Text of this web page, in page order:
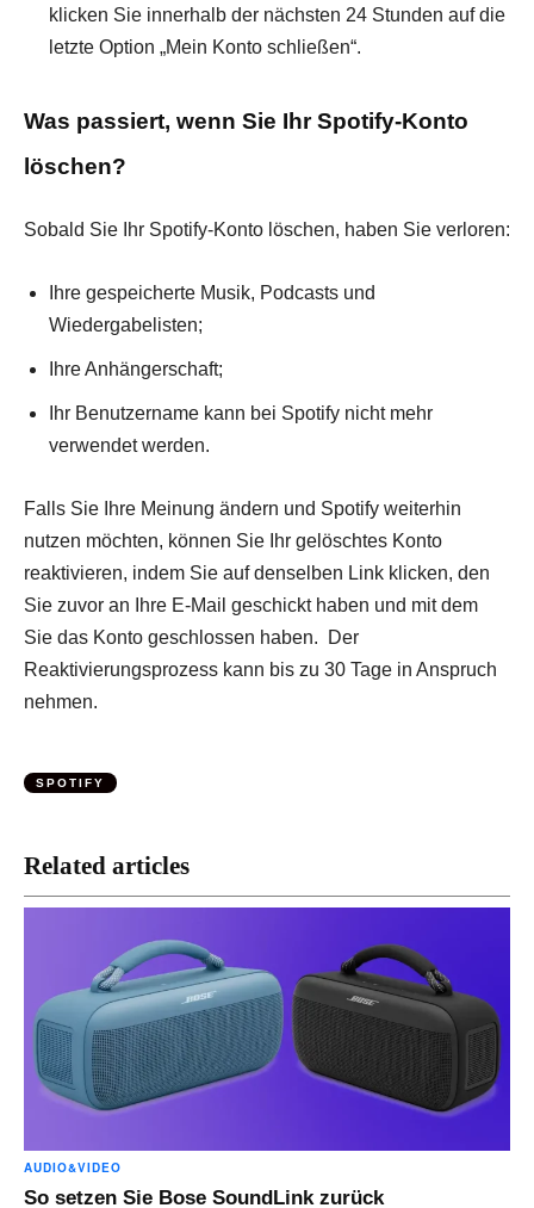
klicken Sie innerhalb der nächsten 24 Stunden auf die
letzte Option „Mein Konto schließen“.
Was passiert, wenn Sie Ihr Spotify-Konto
löschen?
Sobald Sie Ihr Spotify-Konto löschen, haben Sie verloren:
Ihre gespeicherte Musik, Podcasts und
Wiedergabelisten;
Ihre Anhängerschaft;
Ihr Benutzername kann bei Spotify nicht mehr
verwendet werden.
Falls Sie Ihre Meinung ändern und Spotify weiterhin
nutzen möchten, können Sie Ihr gelöschtes Konto
reaktivieren, indem Sie auf denselben Link klicken, den
Sie zuvor an Ihre E-Mail geschickt haben und mit dem
Sie das Konto geschlossen haben. Der
Reaktivierungsprozess kann bis zu 30 Tage in Anspruch
nehmen.
SPOTIFY
Related articles
AUDIO&VIDEO
So setzen Sie Bose SoundLink zurück